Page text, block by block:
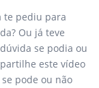
te pediu para
Ou já teve
se podia ou
este vídeo
pode ou não